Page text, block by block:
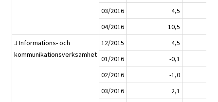
03/2016
4,5
04/2016
10,5
J Informations- och
kommunikationsverksamhet
12/2015
4,5
01/2016
-0,1
02/2016
-1,0
03/2016
2,1